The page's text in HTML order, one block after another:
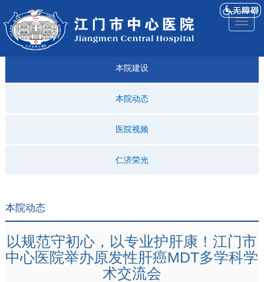
医院
简介
来院
导航
就诊
指引
专科
建设
仁济
科普
人才
招聘
仁济
医院
视频
本院建设
本院动态
医院视频
仁济荣光
本院动态
以规范守初心，以专业护肝康！江门市
中心医院举办原发性肝癌MDT多学科学
术交流会